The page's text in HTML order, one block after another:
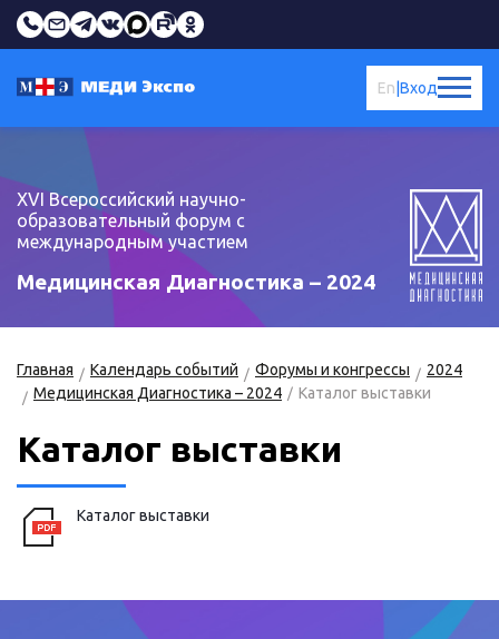
Вход
En
XVI Всероссийский научно-
образовательный форум с
международным участием
Медицинская Диагностика – 2024
Главная Календарь событий Форумы и конгрессы
2024
Медицинская Диагностика – 2024
Каталог выставки
Каталог выставки
Каталог выставки